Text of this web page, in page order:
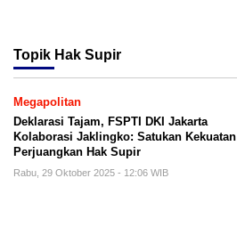
Topik Hak Supir
Megapolitan
Deklarasi Tajam, FSPTI DKI Jakarta
Kolaborasi Jaklingko: Satukan Kekuatan
Perjuangkan Hak Supir
Rabu, 29 Oktober 2025 - 12:06 WIB